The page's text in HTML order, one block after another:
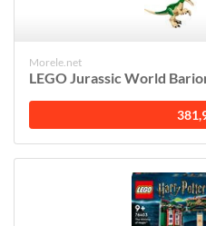
Morele.net
LEGO Jurassic World